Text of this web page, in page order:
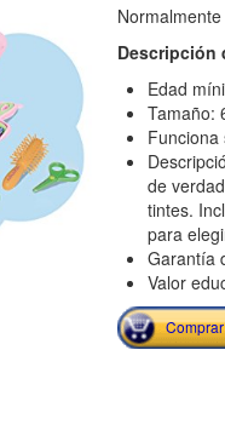
Descripción
Edad
Tamaño:
Funciona
de
tintes.
para
Garantía
Valor